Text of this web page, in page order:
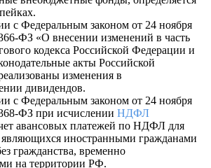
с Федеральным законом от 24 ноября
ФЗ «О внесении изменений в часть
кодекса Российской Федерации и
акты Российской
изменения в
дивидендов.
с Федеральным законом от 24 ноября
ФЗ при исчислении НДФЛ
авансовых платежей по НДФЛ для
являющихся иностранными гражданами
гражданства, временно
на территории РФ.